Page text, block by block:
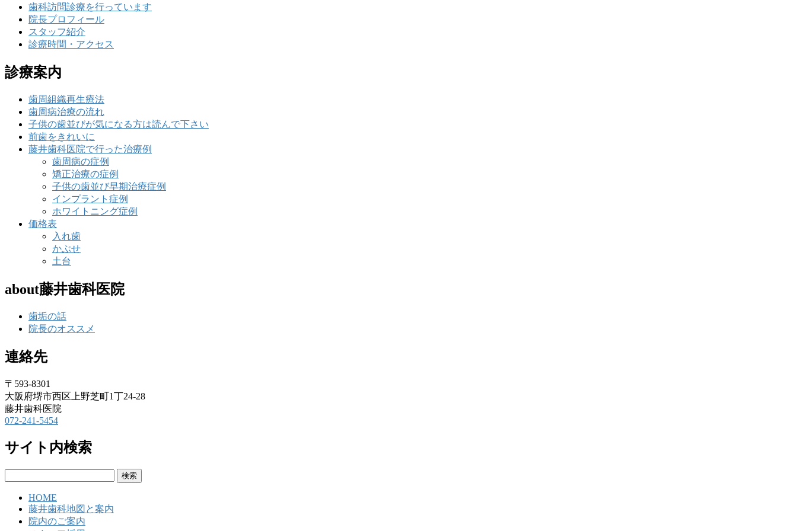
歯科訪問診療を行っています
院長プロフィール
スタッフ紹介
診療時間・アクセス
診療案内
歯周組織再生療法
歯周病治療の流れ
子供の歯並びが気になる方は読んで下さい
前歯をきれいに
藤井歯科医院で行った治療例
歯周病の症例
矯正治療の症例
子供の歯並び早期治療症例
インプラント症例
ホワイトニング症例
価格表
入れ歯
かぶせ
土台
about藤井歯科医院
歯垢の話
院長のオススメ
連絡先
〒593-8301
大阪府堺市西区上野芝町1丁24-28
藤井歯科医院
072-241-5454
サイト内検索
HOME
藤井歯科地図と案内
院内のご案内